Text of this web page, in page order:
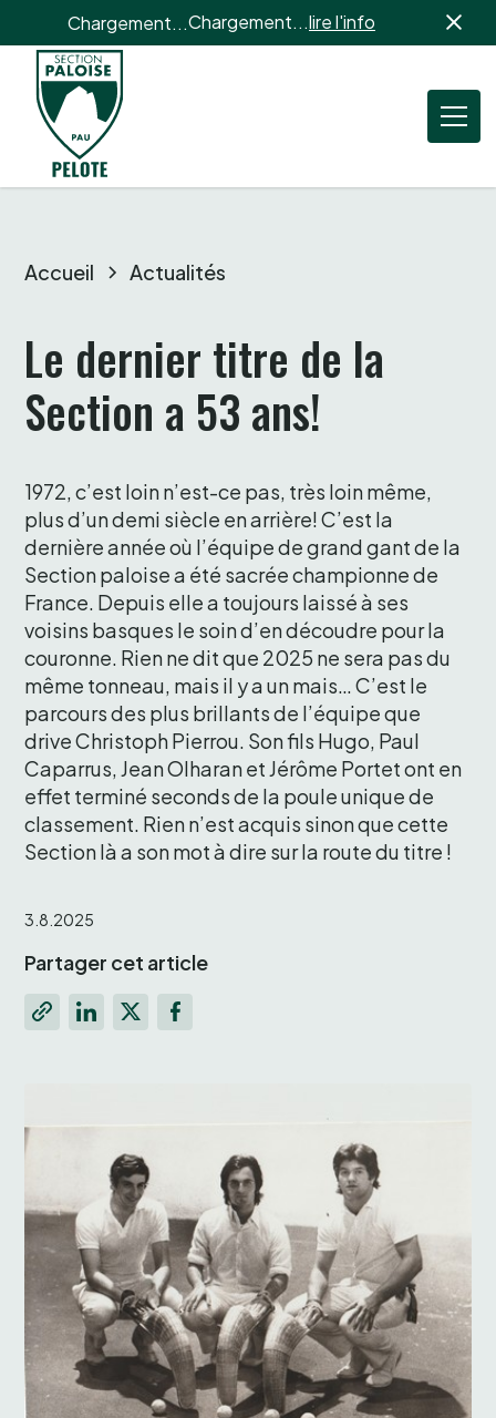
Chargement...Chargement...lire l'info
Accueil Actualités
Le dernier titre de la
Section a 53 ans!
1972, c’est loin n’est-ce pas, très loin même,
plus d’un demi siècle en arrière! C’est la
dernière année où l’équipe de grand gant de la
Section paloise a été sacrée championne de
France. Depuis elle a toujours laissé à ses
voisins basques le soin d’en découdre pour la
couronne. Rien ne dit que 2025 ne sera pas du
même tonneau, mais il y a un mais… C’est le
parcours des plus brillants de l’équipe que
drive Christoph Pierrou. Son fils Hugo, Paul
Caparrus, Jean Olharan et Jérôme Portet ont en
effet terminé seconds de la poule unique de
classement. Rien n’est acquis sinon que cette
Section là a son mot à dire sur la route du titre !
3.8.2025
Partager cet article